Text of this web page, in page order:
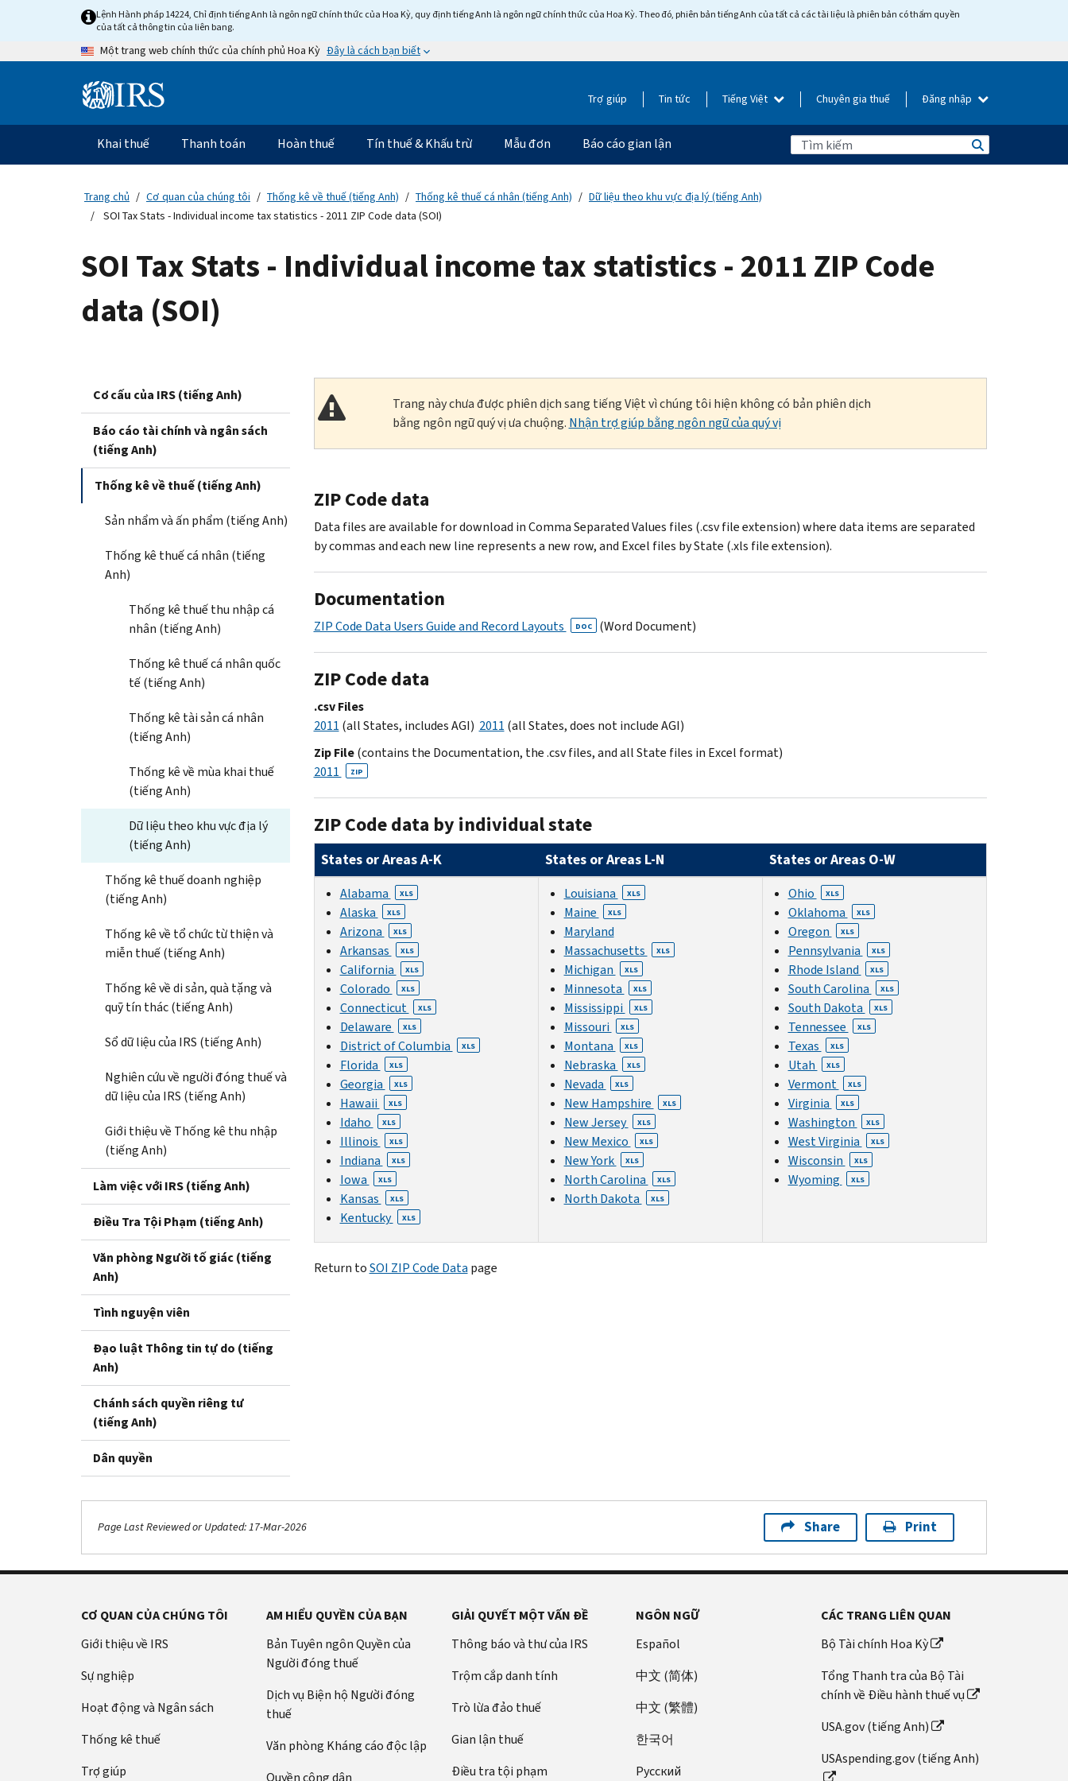
content
Lệnh Hành pháp 14224, Chỉ định tiếng Anh là ngôn ngữ chính thức của Hoa Kỳ, quy định tiếng Anh là ngôn ngữ chính thức của Hoa Kỳ. Theo đó, phiên bản tiếng Anh của tất cả các tài liệu là phiên bản có thẩm quyền
của tất cả thông tin của liên bang.
Một trang web chính thức của chính phủ Hoa Kỳ Đây là cách bạn biết
Information Trợ giúp Tin tức Tiếng Việt Chuyên gia thuế Đăng nhập
Điều
hướng
chính
Khai thuế Thanh toán Hoàn thuế Tín thuế & Khấu trừ Mẫu đơn Báo cáo gian lận
Trang chủ Cơ quan của chúng tôi Thống kê về thuế (tiếng Anh) Thống kê thuế cá nhân (tiếng Anh)
Dữ liệu theo khu vực địa lý (tiếng Anh)
SOI Tax Stats - Individual income tax statistics - 2011 ZIP Code data (SOI)
SOI Tax Stats - Individual income tax statistics - 2011 ZIP Code
data (SOI)
Cơ cấu của IRS (tiếng Anh)
Báo cáo tài chính và ngân sách
(tiếng Anh)
Thống kê về thuế (tiếng Anh)
Sản nhẩm và ấn phẩm (tiếng Anh)
Thống kê thuế cá nhân (tiếng
Anh)
Thống kê thuế thu nhập cá
nhân (tiếng Anh)
Thống kê thuế cá nhân quốc
tế (tiếng Anh)
Thống kê tài sản cá nhân
(tiếng Anh)
Thống kê về mùa khai thuế
(tiếng Anh)
Dữ liệu theo khu vực địa lý
(tiếng Anh)
Thống kê thuế doanh nghiệp
(tiếng Anh)
Thống kê về tổ chức từ thiện và
miễn thuế (tiếng Anh)
Thống kê về di sản, quà tặng và
quỹ tín thác (tiếng Anh)
Sổ dữ liệu của IRS (tiếng Anh)
Nghiên cứu về người đóng thuế và
dữ liệu của IRS (tiếng Anh)
Giới thiệu về Thống kê thu nhập
(tiếng Anh)
Làm việc với IRS (tiếng Anh)
Điều Tra Tội Phạm (tiếng Anh)
Văn phòng Người tố giác (tiếng
Anh)
Tình nguyện viên
Đạo luật Thông tin tự do (tiếng
Anh)
Chánh sách quyền riêng tư
(tiếng Anh)
Dân quyền
Trang này chưa được phiên dịch sang tiếng Việt vì chúng tôi hiện không có bản phiên dịch
bằng ngôn ngữ quý vị ưa chuộng. Nhận trợ giúp bằng ngôn ngữ của quý vị
ZIP Code data
Data files are available for download in Comma Separated Values files (.csv file extension) where data items are separated
by commas and each new line represents a new row, and Excel files by State (.xls file extension).
Documentation
ZIP Code Data Users Guide and Record Layouts DOC (Word Document)
ZIP Code data
.csv Files
2011 (all States, includes AGI) 2011 (all States, does not include AGI)
Zip File(contains the Documentation, the .csv files, and all State files in Excel format)
2011
ZIP
ZIP Code data by individual state
States or Areas A-K States or Areas L-N States or Areas O-W
Alabama XLS
Alaska XLS
Arizona XLS
Arkansas XLS
California XLS
Colorado XLS
Connecticut XLS
Delaware XLS
District of Columbia XLS
Florida XLS
Georgia XLS
Hawaii XLS
Idaho XLS
Illinois XLS
Indiana XLS
Iowa XLS
Kansas XLS
Kentucky XLS
Louisiana XLS
Maine XLS
Maryland
Massachusetts
XLS
Michigan XLS
Minnesota XLS
Mississippi XLS
Missouri XLS
Montana XLS
Nebraska XLS
Nevada XLS
New Hampshire XLS
New Jersey XLS
New Mexico XLS
New York XLS
North Carolina XLS
North Dakota XLS
Ohio XLS
Oklahoma XLS
Oregon XLS
Pennsylvania XLS
Rhode Island XLS
South Carolina XLS
South Dakota XLS
Tennessee XLS
Texas XLS
Utah XLS
Vermont XLS
Virginia XLS
Washington XLS
West Virginia XLS
Wisconsin XLS
Wyoming XLS
Return toSOI ZIP Code Data page
Page Last Reviewed or Updated: 17-Mar-2026 Share Print
CƠ QUAN CỦA CHÚNG TÔI
Giới thiệu về IRS
Sự nghiệp
Hoạt động và Ngân sách
Thống kê thuế
Trợ giúp
AM HIỂU QUYỀN CỦA BẠN
Bản Tuyên ngôn Quyền của
Người đóng thuế
Dịch vụ Biện hộ Người đóng
thuế
Văn phòng Kháng cáo độc lập
Quyền công dân
GIẢI QUYẾT MỘT VẤN ĐỀ
Thông báo và thư của IRS
Trộm cắp danh tính
Trò lừa đảo thuế
Gian lận thuế
Điều tra tội phạm
NGÔN NGỮ
Español
中文 (简体)
中文 (繁體)
한국어
Pусский
CÁC TRANG LIÊN QUAN
Bộ Tài chính Hoa Kỳ
Tổng Thanh tra của Bộ Tài
chính về Điều hành thuế vụ
USA.gov (tiếng Anh)
USAspending.gov (tiếng Anh)